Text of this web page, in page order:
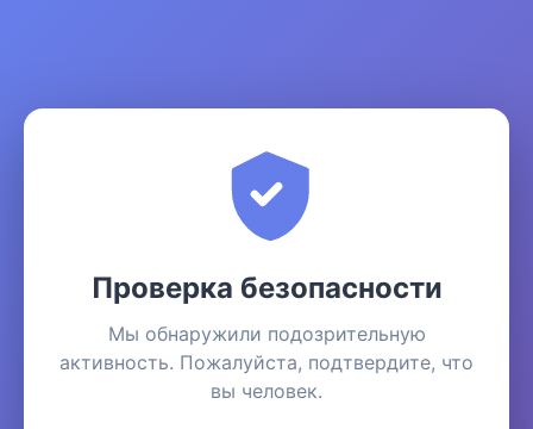
Проверка безопасности
Мы обнаружили подозрительную
активность. Пожалуйста, подтвердите, что
вы человек.